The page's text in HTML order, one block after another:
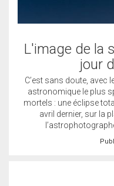
L'image de la
jour
C’est sans doute, avec
astronomique le plus
mortels : une éclipse
avril dernier, sur la